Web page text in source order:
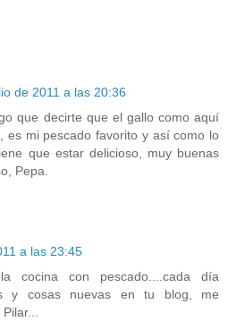
de 2011 a las 20:36
que decirte que el gallo como aquí
es mi pescado favorito y así como lo
que estar delicioso, muy buenas
Pepa.
a las 23:45
cocina con pescado....cada día
y cosas nuevas en tu blog, me